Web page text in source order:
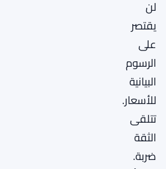
لن
يقتصر
على
الرسوم
البيانية
للأسعار.
تتلقى
الثقة
ضربة.